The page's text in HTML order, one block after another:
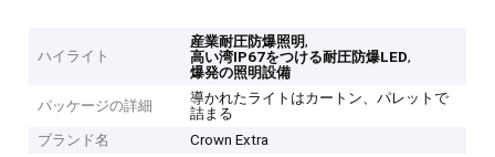
ハイライト
産業耐圧防爆照明,
高い湾IP67をつける耐圧防爆LED,
爆発の照明設備
パッケージの詳細
導かれたライトはカートン、パレットで
詰まる
ブランド名
Crown Extra